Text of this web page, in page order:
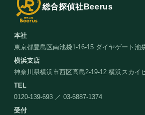
総合探偵社Beerus
本社
東京都豊島区南池袋1-16-15 ダイヤゲート池
横浜支店
神奈川県横浜市西区高島2-19-12 横浜スカイ
TEL
0120-139-693 ／ 03-6887-1374
受付